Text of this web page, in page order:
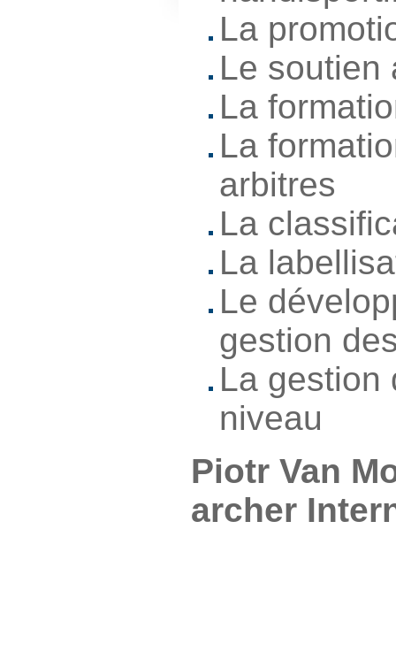
La
Le soutien
La
La
arbitres
La
La
Le
gestion
La gestion
niveau
Piotr Van
archer